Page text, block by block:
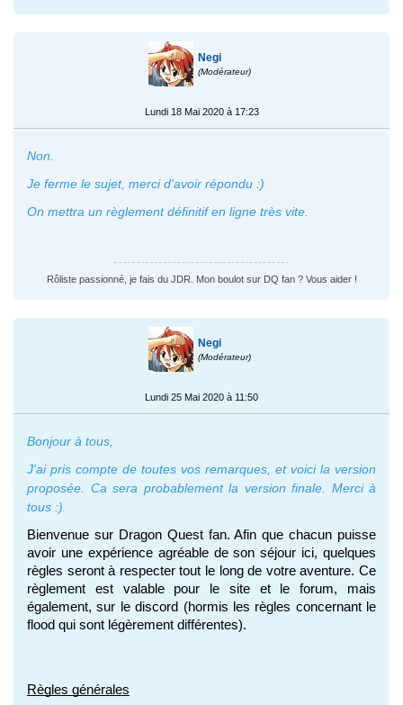
Negi
(Modérateur)
Lundi 18 Mai 2020 à 17:23
Non.
Je ferme le sujet, merci d'avoir répondu :)
On mettra un règlement définitif en ligne très vite.
Rôliste passionné, je fais du JDR. Mon boulot sur DQ fan ? Vous aider !
Negi
(Modérateur)
Lundi 25 Mai 2020 à 11:50
Bonjour à tous,
J'ai pris compte de toutes vos remarques, et voici la version
proposée. Ca sera probablement la version finale. Merci à
tous :)
Bienvenue sur Dragon Quest fan. Afin que chacun puisse
avoir une expérience agréable de son séjour ici, quelques
règles seront à respecter tout le long de votre aventure. Ce
règlement est valable pour le site et le forum, mais
également, sur le discord (hormis les règles concernant le
flood qui sont légèrement différentes).
Règles générales